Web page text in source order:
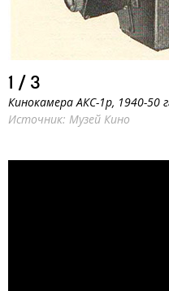
1 / 3
Кинокамера АКС-1р, 1940-50
Источник: Музей Кино